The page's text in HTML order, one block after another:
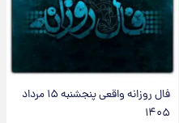
فال روزانه واقعی پنجشنبه ۱۵ مرداد
۱۴۰۵